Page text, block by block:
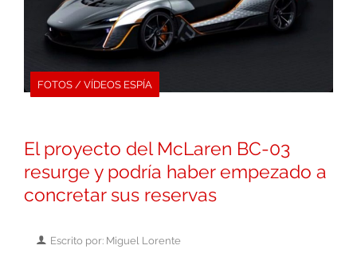
FOTOS / VÍDEOS ESPÍA
El proyecto del McLaren BC-03
resurge y podría haber empezado a
concretar sus reservas
Escrito por: Miguel Lorente